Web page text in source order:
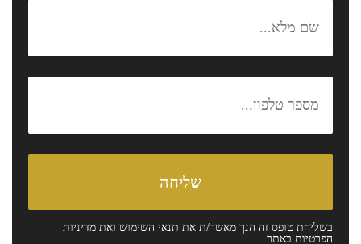
בשליחת טופס זה הנך מאשר/ת את תנאי השימוש ואת מדיניות
הפרטיות באתר.